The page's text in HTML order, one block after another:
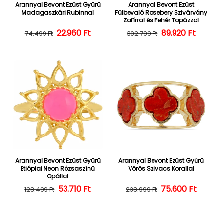
Arannyal Bevont Ezüst Gyűrű
Madagaszkári Rubinnal
Normál ár
74.499 Ft Kedvezményes ár
22.960 Ft
Arannyal Bevont Ezüst
Fülbevaló Rosebery Szivárvány
Zafírral és Fehér Topázzal
Normál ár
302.799 Ft 89.920 Ft
Arannyal Bevont Ezüst Gyűrű
Etiópiai Neon Rózsaszínű
Opállal
Normál ár
128.499 Ft Kedvezményes ár
53.710 Ft
Arannyal Bevont Ezüst Gyűrű
Vörös Szivacs Korallal
Normál ár
238.999 Ft 75.600 Ft